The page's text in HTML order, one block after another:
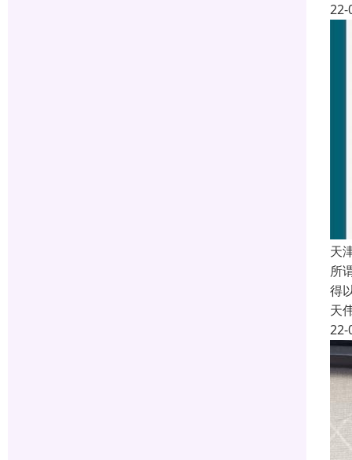
22-
天
所
得
天
22-